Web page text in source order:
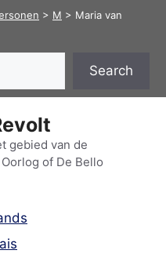
> M > Maria van
Search
gebied van de
of De Bello